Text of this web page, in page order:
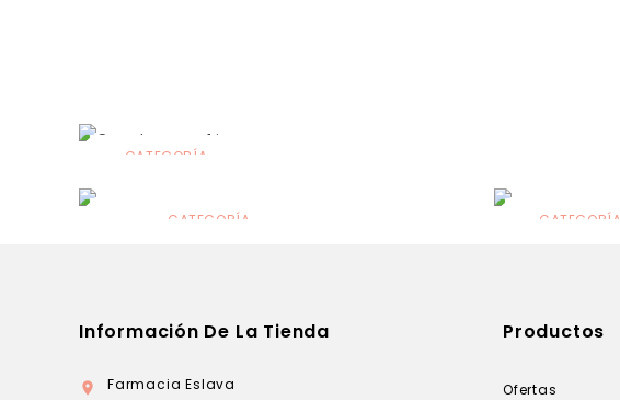
CATEGORÍA
CATEGORÍA CATEGORÍA
Información De La Tienda

Farmacia Eslava
Productos
Ofertas